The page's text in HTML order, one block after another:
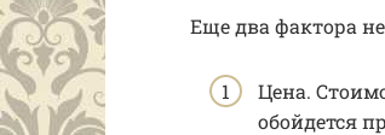
Еще два фактора
Цена.
обойдется